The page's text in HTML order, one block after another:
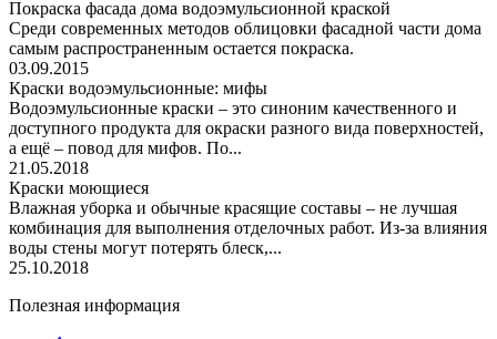
Покраска фасада дома водоэмульсионной краской
Среди современных методов облицовки фасадной части дома
самым распространенным остается покраска.
03.09.2015
Краски водоэмульсионные: мифы
Водоэмульсионные краски – это синоним качественного и
доступного продукта для окраски разного вида поверхностей,
а ещё – повод для мифов. По...
21.05.2018
Краски моющиеся
Влажная уборка и обычные красящие составы – не лучшая
комбинация для выполнения отделочных работ. Из-за влияния
воды стены могут потерять блеск,...
25.10.2018
Полезная информация